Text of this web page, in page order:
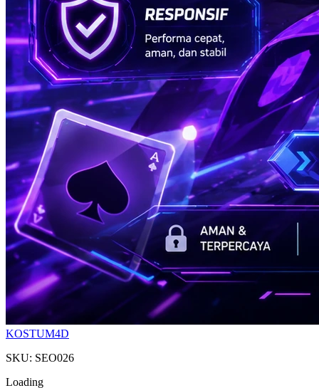
KOSTUM4D
SKU: SEO026
Loading